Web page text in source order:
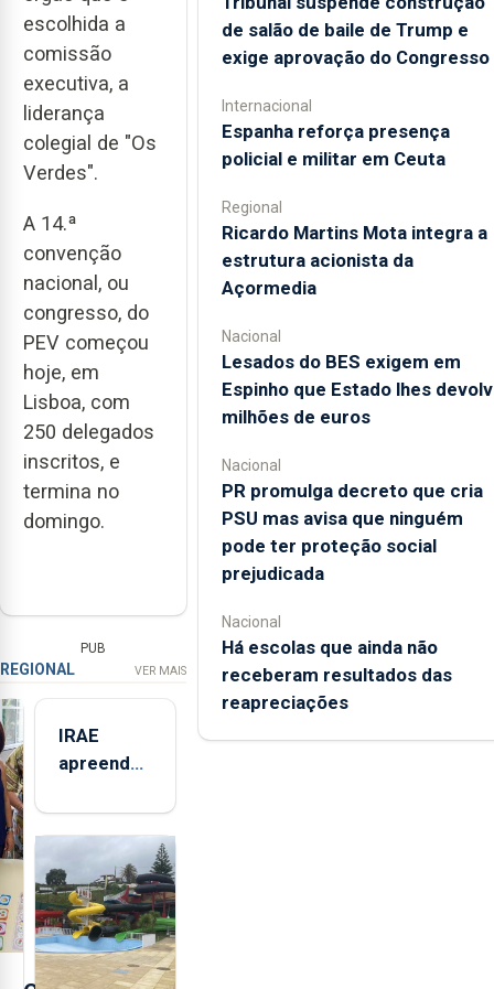
escolhida a
comissão
executiva, a
liderança
colegial de "Os
Verdes".
A 14.ª
convenção
nacional, ou
congresso, do
PEV começou
hoje, em
Lisboa, com
250 delegados
inscritos, e
termina no
domingo.
PUB
REGIONAL VER MAIS
IRAE
apreendeu
toneladas
de
alimentos
entre
2021 e
2025 nos
Açores
de salão de baile de Trump e
exige aprovação do Congresso
Internacional
Espanha reforça presença
policial e militar em Ceuta
Regional
Ricardo Martins Mota integra a
estrutura acionista da
Açormedia
Nacional
Lesados do BES exigem em
Espinho que Estado lhes
milhões de euros
Nacional
PR promulga decreto que cria
PSU mas avisa que ninguém
pode ter proteção social
prejudicada
Nacional
Há escolas que ainda não
receberam resultados das
reapreciações